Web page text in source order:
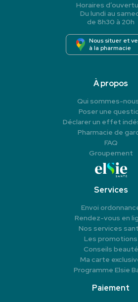
Horaires
Du lundi au
de 8h30 à 20h
Nous situer et
à la pharmacie
À propos
Qui sommes-
Poser une
Déclarer un effet
Pharmacie de
FAQ
Groupement
Services
Envoi
Rendez-vous en
Nos services
Les promotions
Conseils beauté
Ma carte
Programme Elsie
Paiement